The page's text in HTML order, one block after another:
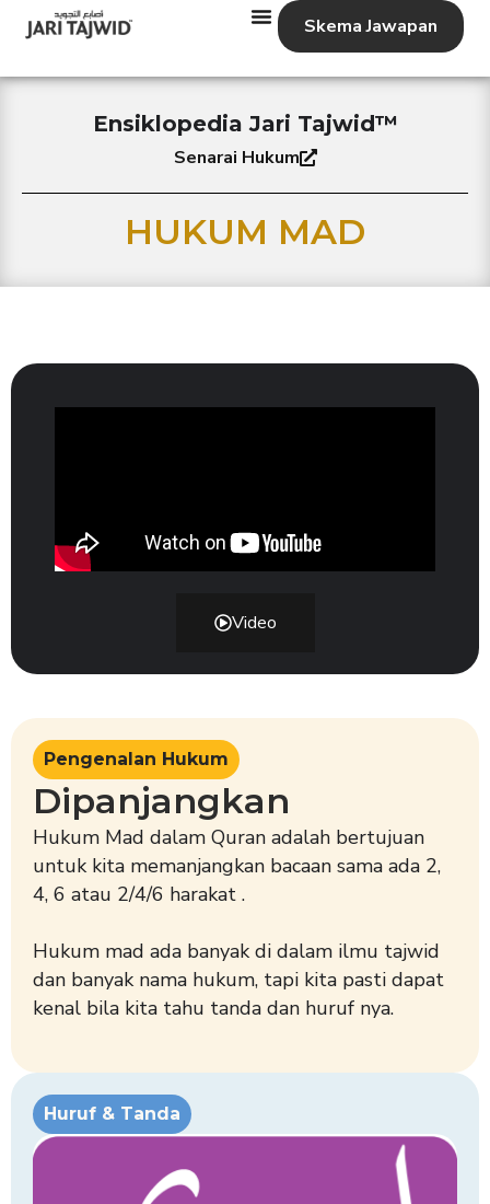
Skema Jawapan
Ensiklopedia Jari Tajwid™
Senarai Hukum
HUKUM MAD
Video
Pengenalan Hukum
Dipanjangkan
Hukum Mad dalam Quran adalah bertujuan
untuk kita memanjangkan bacaan sama ada 2,
4, 6 atau 2/4/6 harakat .
Hukum mad ada banyak di dalam ilmu tajwid
dan banyak nama hukum, tapi kita pasti dapat
kenal bila kita tahu tanda dan huruf nya.
Huruf & Tanda